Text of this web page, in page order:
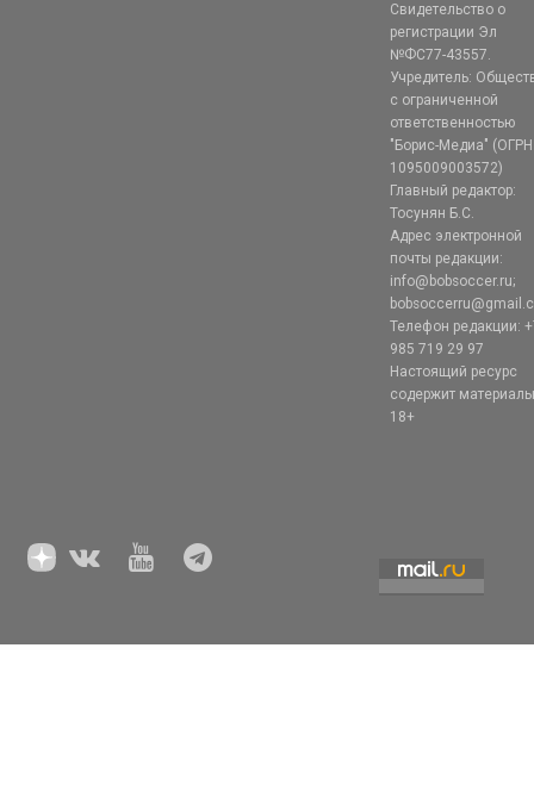
Свидетельство о
регистрации Эл
№ФС77-43557.
Учредитель:
с ограниченной
ответственностью
"Борис-Медиа" (ОГРН
1095009003572)
Главный редактор:
Тосунян Б.С.
Адрес электронной
почты редакции:
info@bobsoccer.ru;
Телефон редакции:
985 719 29 97
Настоящий ресурс
содержит
18+